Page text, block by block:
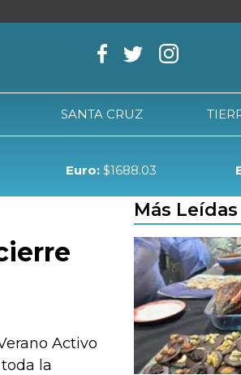
SANTA CRUZ
Euro: $1688.03
SANTA CRUZ TIERRA DEL FUEGO
Activo
la
Más Leídas